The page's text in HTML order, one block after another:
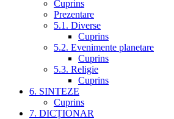
Cuprins
Prezentare
5.1. Diverse
Cuprins
5.2. Evenimente planetare
Cuprins
5.3. Religie
Cuprins
6. SINTEZE
Cuprins
7. DICȚIONAR